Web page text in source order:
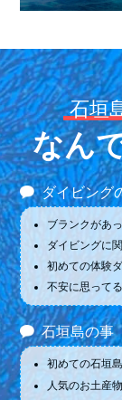
石垣
なん
ダイビング
ブランクがあ
ダイビングに
初めての体験
不安に思って
石垣島の事
初めての石垣
人気のお土産